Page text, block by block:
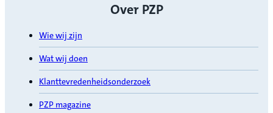
Over PZP
Wie wij zijn
Wat wij doen
Klanttevredenheidsonderzoek
PZP magazine